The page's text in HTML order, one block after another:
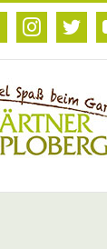
Instagram